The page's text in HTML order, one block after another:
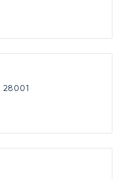
28001